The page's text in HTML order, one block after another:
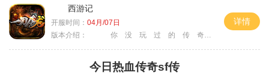
西游记
开服时间： 04月/07日
版本介绍：
你 没 玩 过 的 传 奇
详情
今日热血传奇sf传